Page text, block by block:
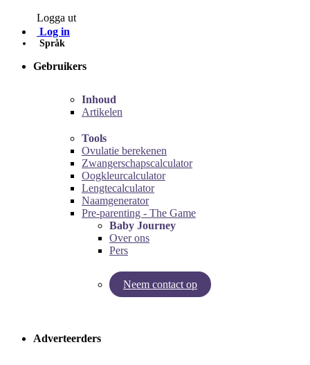
Logga ut
Log in
Språk
Gebruikers
Inhoud
Artikelen
Tools
Ovulatie berekenen
Zwangerschapscalculator
Oogkleurcalculator
Lengtecalculator
Naamgenerator
Pre-parenting - The Game
Baby Journey
Over ons
Pers
Neem contact op
Try our pregnancy calculator!
Adverteerders